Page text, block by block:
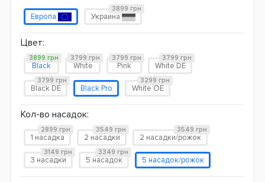
Европа Украина
3899 грн
Цвет:
Black
3899 грн
White
3799 грн
Pink
3799 грн
White DE
3799 грн
Black DE
3799 грн
Black Pro White OE
3299 грн
Кол-во насадок:
1 насадка
2899 грн
2 насадки
3549 грн
2 насадки/рожок
3549 грн
3 насадки
3149 грн
5 насадок
3349 грн
5 насадок/рожок